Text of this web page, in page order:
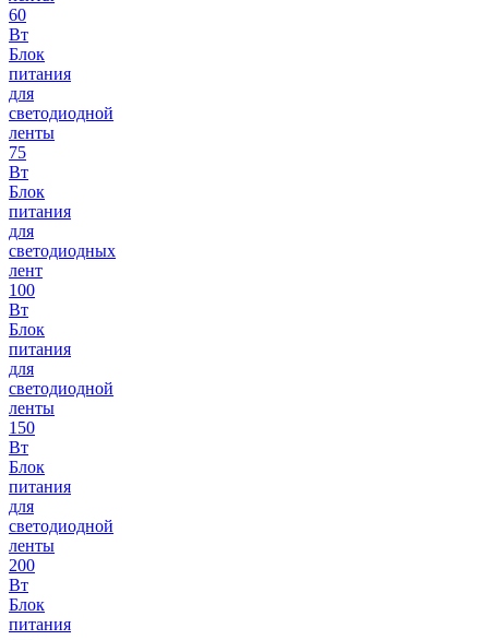
60
Вт
Блок
питания
для
светодиодной
ленты
75
Вт
Блок
питания
для
светодиодных
лент
100
Вт
Блок
питания
для
светодиодной
ленты
150
Вт
Блок
питания
для
светодиодной
ленты
200
Вт
Блок
питания